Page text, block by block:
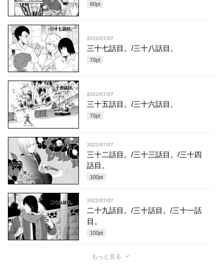
60pt
2022/07/07
三十七話目。/三十八話目。
70pt
2022/07/07
三十五話目。/三十六話目。
70pt
2022/07/07
三十二話目。/三十三話目。/三十四
話目。
100pt
2022/07/07
二十九話目。/三十話目。/三十一話
目。
100pt
もっと見る